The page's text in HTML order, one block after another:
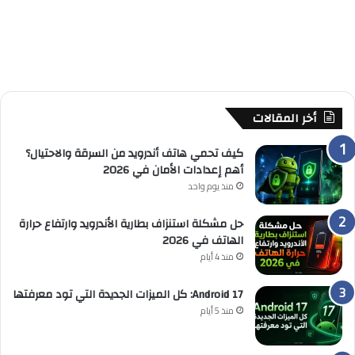
أخر المقالات
كيف تحمي هاتف أندرويد من السرقة والاحتيال؟
أهم إعدادات الأمان في 2026
منذ يوم واحد
حل مشكلة استنزاف بطارية الأندرويد وارتفاع حرارة
الهاتف في 2026
منذ 4 أيام
Android 17: كل الميزات الجديدة التي تود معرفتها
منذ 5 أيام